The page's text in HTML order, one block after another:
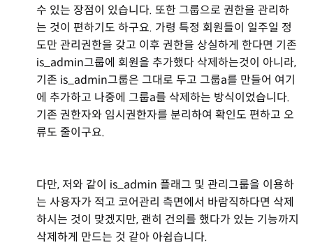
수 있는 장점이 있습니다. 또한 그룹으로 권한을 관리하
는 것이 편하기도 하구요. 가령 특정 회원들이 일주일 정
도만 관리권한을 갖고 이후 권한을 상실하게 한다면 기존
is_admin그룹에 회원을 추가했다 삭제하는것이 아니라,
기존 is_admin그룹은 그대로 두고 그룹a를 만들어 여기
에 추가하고 나중에 그룹a를 삭제하는 방식이었습니다.
기존 권한자와 임시권한자를 분리하여 확인도 편하고 오
류도 줄이구요.
다만, 저와 같이 is_admin 플래그 및 관리그룹을 이용하
는 사용자가 적고 코어관리 측면에서 바람직하다면 삭제
하시는 것이 맞겠지만, 괜히 건의를 했다가 있는 기능까지
삭제하게 만드는 것 같아 아쉽습니다.